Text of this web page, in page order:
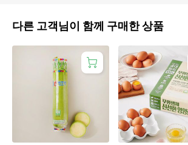
다른 고객님이 함께 구매한 상품